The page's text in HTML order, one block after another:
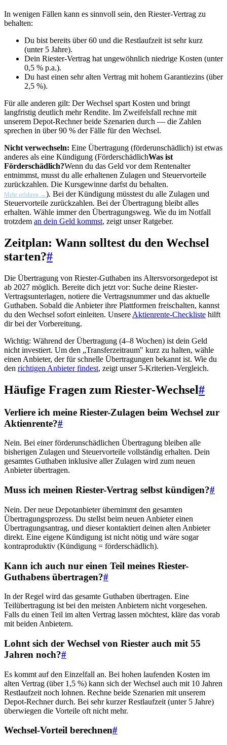
In wenigen Fällen kann es sinnvoll sein, den Riester-Vertrag zu
behalten:
Du bist bereits über 60 und die Restlaufzeit ist sehr kurz
(unter 5 Jahre).
Dein Riester-Vertrag hat ungewöhnlich niedrige Kosten (unter
0,5 % p.a.).
Du hast einen sehr alten Vertrag mit hohem Garantiezins (über
2,5 %).
Für alle anderen gilt: Der Wechsel spart Kosten und bringt
langfristig deutlich mehr Rendite. Im Zweifelsfall rechne mit
unserem Depot-Rechner beide Szenarien durch — die Zahlen
sprechen in über 90 % der Fälle für den Wechsel.
Nicht verwechseln: Eine Übertragung (förderunschädlich) ist etwas
anderes als eine Kündigung (FörderschädlichWas ist
Förderschädlich?Wenn du das Geld vor dem Rentenalter
entnimmst, musst du alle erhaltenen Zulagen und Steuervorteile
zurückzahlen. Die Kursgewinne darfst du behalten.
Mehr erfahren →). Bei der Kündigung müsstest du alle Zulagen und
Steuervorteile zurückzahlen. Bei der Übertragung bleibt alles
erhalten. Wähle immer den Übertragungsweg. Wie du im Notfall
trotzdem an dein Geld kommst, zeigt unser Ratgeber.
Zeitplan: Wann solltest du den Wechsel
starten?#
Die Übertragung von Riester-Guthaben ins Altersvorsorgedepot ist
ab 2027 möglich. Bereite dich jetzt vor: Suche deine Riester-
Vertragsunterlagen, notiere die Vertragsnummer und das aktuelle
Guthaben. Sobald die Anbieter ihre Plattformen freischalten, kannst
du den Wechsel sofort einleiten. Unsere Aktienrente-Checkliste hilft
dir bei der Vorbereitung.
Wichtig: Während der Übertragung (4–8 Wochen) ist dein Geld
nicht investiert. Um den „Transferzeitraum" kurz zu halten, wähle
einen Anbieter, der für schnelle Übertragungen bekannt ist. Wie du
den richtigen Anbieter findest, zeigt unser 5-Kriterien-Vergleich.
Häufige Fragen zum Riester-Wechsel#
Verliere ich meine Riester-Zulagen beim Wechsel zur
Aktienrente?#
Nein. Bei einer förderunschädlichen Übertragung bleiben alle
bisherigen Zulagen und Steuervorteile vollständig erhalten. Dein
gesamtes Guthaben inklusive aller Zulagen wird zum neuen
Anbieter übertragen.
Muss ich meinen Riester-Vertrag selbst kündigen?#
Nein. Der neue Depotanbieter übernimmt den gesamten
Übertragungsprozess. Du stellst beim neuen Anbieter einen
Übertragungsantrag, und dieser kontaktiert deinen alten Anbieter
direkt. Eine eigene Kündigung ist nicht nötig und wäre sogar
kontraproduktiv (Kündigung = förderschädlich).
Kann ich auch nur einen Teil meines Riester-
Guthabens übertragen?#
In der Regel wird das gesamte Guthaben übertragen. Eine
Teilübertragung ist bei den meisten Anbietern nicht vorgesehen.
Falls du einen Teil im alten Vertrag lassen möchtest, kläre das vorab
mit beiden Anbietern.
Lohnt sich der Wechsel von Riester auch mit 55
Jahren noch?#
Es kommt auf den Einzelfall an. Bei hohen laufenden Kosten im
alten Vertrag (über 1,5 %) kann sich der Wechsel auch mit 10 Jahren
Restlaufzeit noch lohnen. Rechne beide Szenarien mit unserem
Depot-Rechner durch. Bei sehr kurzer Restlaufzeit (unter 5 Jahre)
überwiegen die Vorteile oft nicht mehr.
Wechsel-Vorteil berechnen#